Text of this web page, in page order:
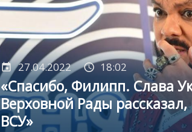
27.04.2022 18:02
«Спасибо, Филипп. Слава
Верховной Рады
ВСУ»